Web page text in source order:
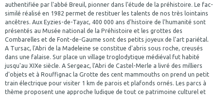
authentifiée par l'abbé Breuil, pionner dans l'étude de la préhistoire. Le fac-
similé réalisé en 1982 permet de restituer les talents de nos très lointains
ancêtres. Aux Eyzies-de-Tayac, 400 000 ans d'histoire de l'humanité sont
présentés au Musée national de la Préhistoire et les grottes des
Combarelles et de Font-de-Gaume sont des petits joyeux de l'art pariétal.
A Tursac, l'Abri de la Madeleine se constitue d'abris sous roche, creusés
dans une falaise. Sur place un village troglodytique médiéval fut habité
jusqu'au XIXe siècle. A Sergeac, l'Abri de Castel-Merle a livré des milliers
d'objets et à Rouffignac la Grotte des cent mammouths on prend un petit
train électrique pour visiter 1 km de parois et plafonds ornés. Les parcs à
thème proposent une approche ludique de tout ce patrimoine culturel et